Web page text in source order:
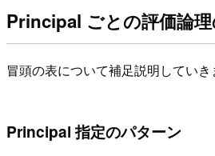
Principal ごとの評価論
冒頭の表について補足説明していき
Principal 指定のパターン